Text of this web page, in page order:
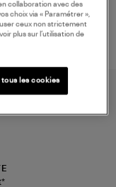
collaboration avec des
choix via « Paramétrer »,
ceux non strictement
plus sur l’utilisation de
les cookies